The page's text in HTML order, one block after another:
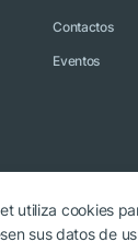
Contactos
Eventos
materiales no es
utiliza cookies
sus datos de